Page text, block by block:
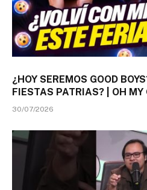
¿HOY SEREMOS GOOD
FIESTAS PATRIAS? | OH MY
30/07/2026